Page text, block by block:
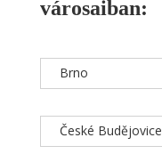
városaiban:
Brno
České Budějovice